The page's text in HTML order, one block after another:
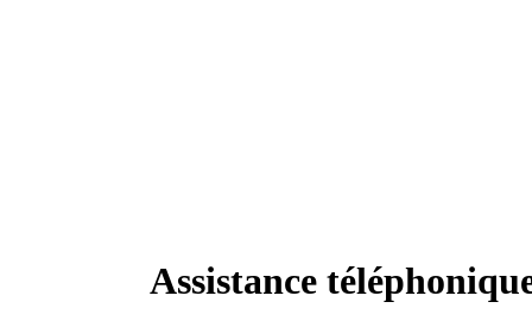
Assistance